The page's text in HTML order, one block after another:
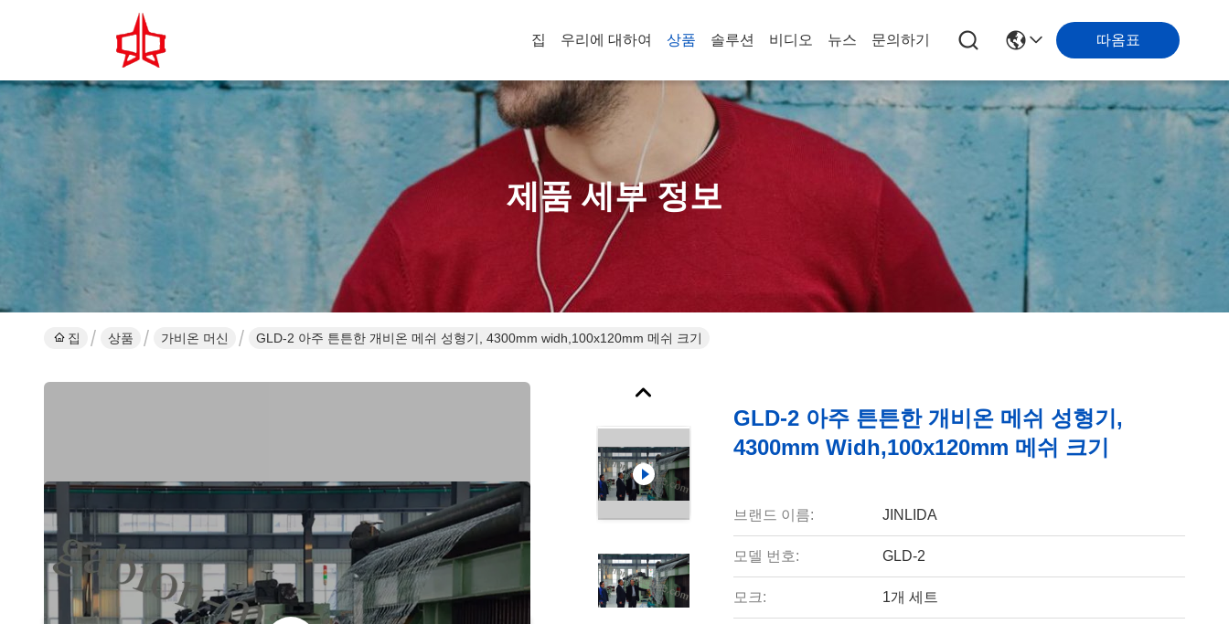
집 우리에 대하여 상품 솔루션 비디오 뉴스 문의하기 따옴표
제품 세부 정보
집 상품 가비온 머신 GLD-2 아주 튼튼한 개비온 메쉬 성형기, 4300mm widh,100x120mm 메쉬 크기
GLD-2 아주 튼튼한 개비온 메쉬 성형기,
4300mm Widh,100x120mm 메쉬 크기
브랜드 이름: JINLIDA
모델 번호: GLD-2
모크: 1개 세트